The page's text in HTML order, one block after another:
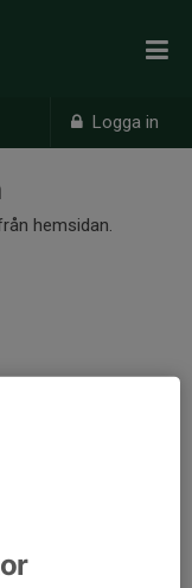
Logga in
hemsidan.